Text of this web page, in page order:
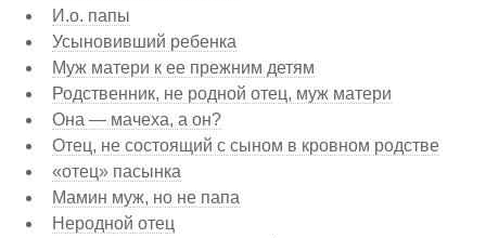
И.о. папы
Усыновивший ребенка
Муж матери к ее прежним детям
Родственник, не родной отец, муж матери
Она — мачеха, а он?
Отец, не состоящий с сыном в кровном родстве
«отец» пасынка
Мамин муж, но не папа
Неродной отец